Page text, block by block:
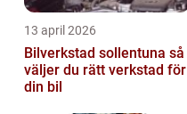
13 april 2026
Bilverkstad sollentuna så
väljer du rätt verkstad för
din bil